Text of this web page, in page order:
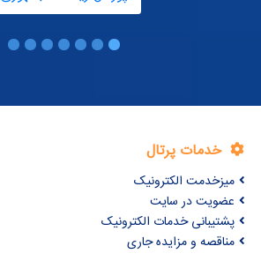
خدمات پرتال
میزخدمت الکترونیک
عضویت در سایت
پشتیبانی خدمات الکترونیک
مناقصه و مزایده جاری